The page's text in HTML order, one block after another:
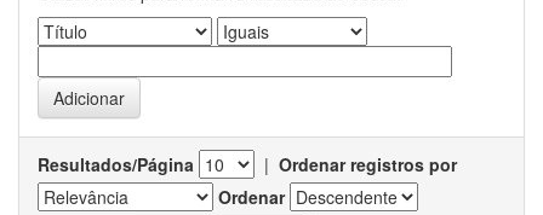
Resultados/Página | Ordenar registros por
Ordenar